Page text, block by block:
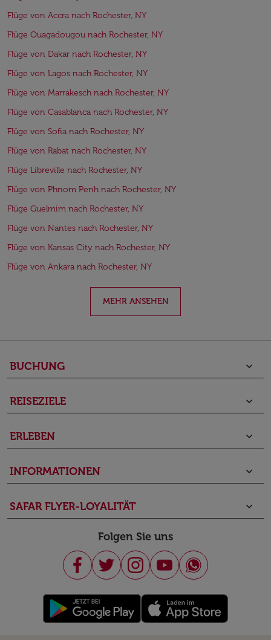
Flüge von Accra nach Rochester, NY
Flüge Ouagadougou nach Rochester, NY
Flüge von Dakar nach Rochester, NY
Flüge von Lagos nach Rochester, NY
Flüge von Marrakesch nach Rochester, NY
Flüge von Casablanca nach Rochester, NY
Flüge von Sofia nach Rochester, NY
Flüge von Rabat nach Rochester, NY
Flüge Libreville nach Rochester, NY
Flüge von Phnom Penh nach Rochester, NY
Flüge Guelmim nach Rochester, NY
Flüge von Nantes nach Rochester, NY
Flüge von Kansas City nach Rochester, NY
Flüge von Ankara nach Rochester, NY
MEHR ANSEHEN
BUCHUNG keyboard_arrow_down
REISEZIELE keyboard_arrow_down
ERLEBEN keyboard_arrow_down
INFORMATIONEN keyboard_arrow_down
SAFAR FLYER-LOYALITÄT keyboard_arrow_down
Folgen Sie uns